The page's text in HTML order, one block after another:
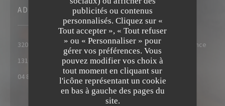
publicités ou contenus
personnalisés. Cliquez sur «
Tout accepter », « Tout refuser
» ou « Personnaliser » pour
gérer vos préférences. Vous
pouvez modifier vos choix à
tout moment en cliquant sur
l'icône représentant un cookie
en bas à gauche des pages du
site.
ADRESSE
320 Avenue Wolfgang Amadeus Mozart, 13100 Aix-en-Provence
13100 Aix-en-Provence((ouvre une nouvelle fenêtre))
04 86 91 55 02